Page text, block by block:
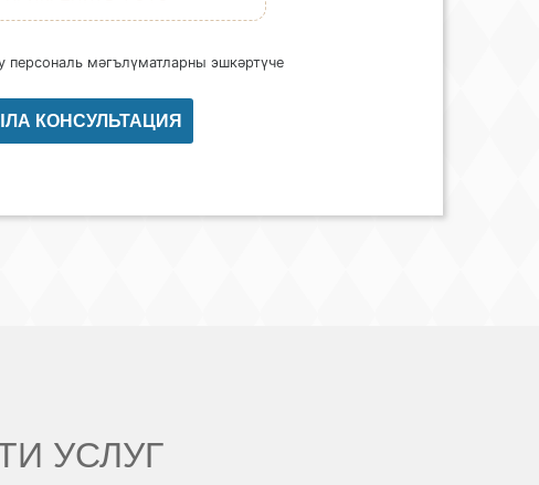
мәгълүматларны эшкәртүче
УСЛУГ